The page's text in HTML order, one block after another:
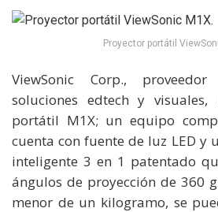
Proyector portátil
ViewSonic Corp.,
soluciones edtech y
portátil M1X; un equipo
cuenta con fuente de luz LED y
inteligente 3 en 1 patentado
ángulos de proyección de 360
menor de un kilogramo, se